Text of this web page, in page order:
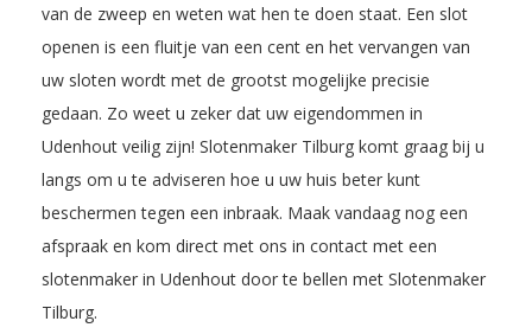
van de zweep en weten wat hen te doen staat. Een slot
openen is een fluitje van een cent en het vervangen van
uw sloten wordt met de grootst mogelijke precisie
gedaan. Zo weet u zeker dat uw eigendommen in
Udenhout veilig zijn! Slotenmaker Tilburg komt graag bij u
langs om u te adviseren hoe u uw huis beter kunt
beschermen tegen een inbraak. Maak vandaag nog een
afspraak en kom direct met ons in contact met een
slotenmaker in Udenhout door te bellen met Slotenmaker
Tilburg.